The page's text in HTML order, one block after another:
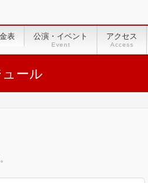
表 公演・イベント
Event
アクセス
Access
ール